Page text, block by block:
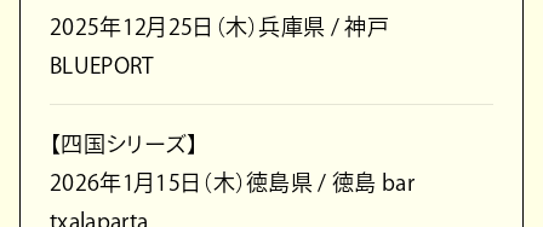
2025年12月25日（木）兵庫県 / 神戸
BLUEPORT
【四国シリーズ】
2026年1月15日（木）徳島県 / 徳島 bar
txalaparta